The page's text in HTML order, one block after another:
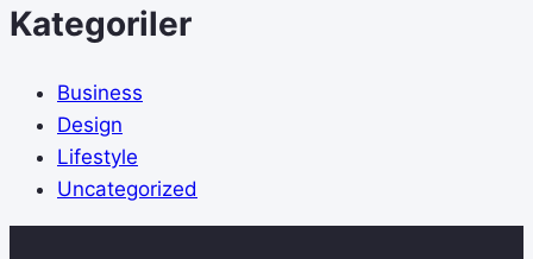
Kategoriler
Business
Design
Lifestyle
Uncategorized